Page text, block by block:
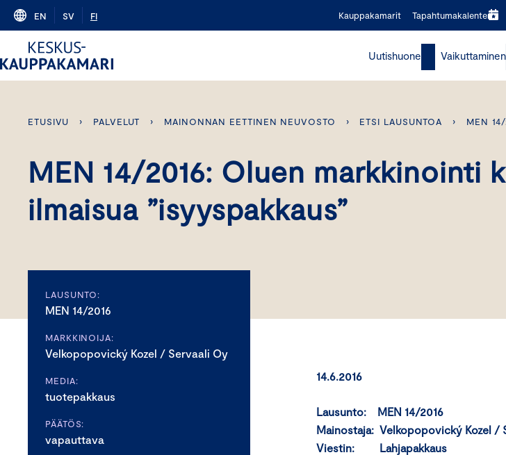
Skip
content
EN SV FI Kauppakamarit Tapahtumakalenteri
Uutishuone Vaikuttaminen
ETUSIVU › PALVELUT › MAINONNAN EETTINEN NEUVOSTO › ETSI LAUSUNTOA › MEN
MEN 14/2016: Oluen markkinointi
ilmaisua ”isyyspakkaus”
LAUSUNTO:
MEN 14/2016
MARKKINOIJA:
Velkopopovický Kozel / Servaali Oy
MEDIA:
tuotepakkaus
PÄÄTÖS:
vapauttava
14.6.2016
Lausunto: MEN 14/2016
Mainostaja: Velkopopovický Kozel /
Viestin: Lahjapakkaus